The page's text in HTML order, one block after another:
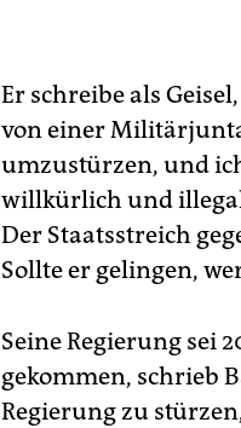
Er schreibe als
von einer
umzustürzen, und
willkürlich und illegal
Der Staatsstreich
Sollte er gelingen,
Seine Regierung sei
gekommen, schrieb
Regierung zu